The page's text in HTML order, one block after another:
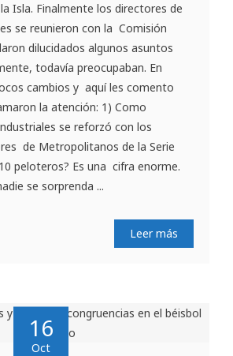
Isla. Finalmente los directores de
se reunieron con la Comisión
dilucidados algunos asuntos
todavía preocupaban. En
cambios y aquí les comento
la atención: 1) Como
se reforzó con los
de Metropolitanos de la Serie
peloteros? Es una cifra enorme.
se sorprenda ...
Leer más
16
Oct